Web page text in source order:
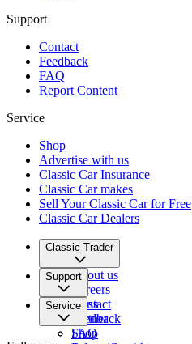
Support
Contact
Feedback
FAQ
Report Content
Service
Shop
Advertise with us
Classic Car Insurance
Classic Car makes
Sell Your Classic Car for Free
Classic Car Dealers
Classic Trader
About us
Careers
Press
Partner
Support
Contact
Feedback
FAQ
Service
Shop